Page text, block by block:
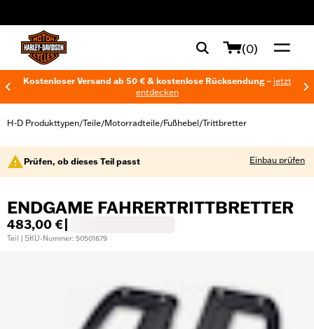
(0)
Kostenloser Versand ab 50 € & kostenlose Rücksendung – jetzt
entdecken
H-D Produkttypen/Teile/Motorradteile/Fußhebel/Trittbretter
Prüfen, ob dieses Teil passt Einbau prüfen
ENDGAME FAHRERTRITTBRETTER
483,00 €
Teil | SKU-Nummer: 50501679